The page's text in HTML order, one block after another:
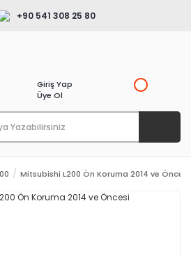
+90 541 308 25 80
Giriş Yap
Üye Ol
Mitsubishi L200 Ön Koruma 2014 ve Öncesi